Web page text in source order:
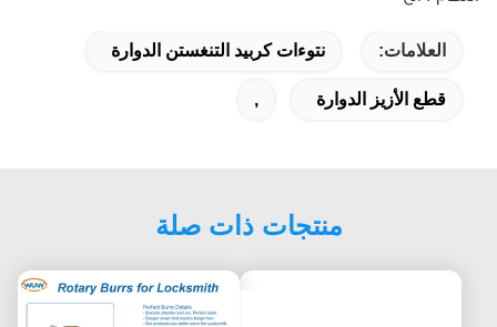
العلامات: نتوءات كربيد التنغستن الدوارة
قطع الأزيز الدوارة
منتجات ذات صلة